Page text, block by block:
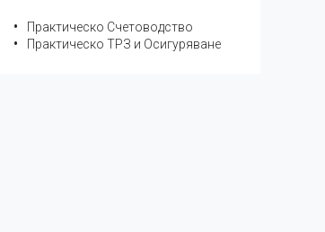
Практическо Счетоводство
Практическо ТРЗ и Осигуряване